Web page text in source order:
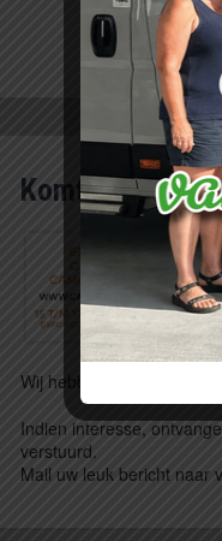
Komt u ons
Wij hebben nog enkele
Indien interesse,
verstuurd.
Mail uw leuk bericht naar